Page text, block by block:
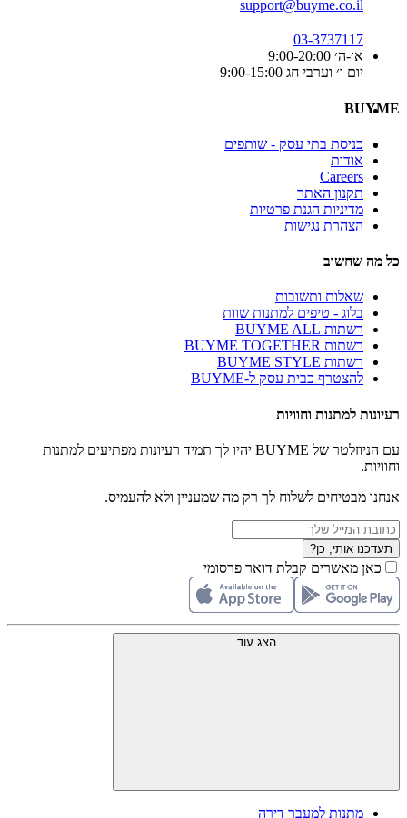
support@buyme.co.il
03-3737117
א׳-ה׳ 9:00-20:00
יום ו׳ וערבי חג 9:00-15:00
BUYME
כניסת בתי עסק - שותפים
אודות
Careers
תקנון האתר
מדיניות הגנת פרטיות
הצהרת נגישות
כל מה שחשוב
שאלות ותשובות
בלוג - טיפים למתנות שוות
רשתות BUYME ALL
רשתות BUYME TOGETHER
רשתות BUYME STYLE
להצטרף כבית עסק ל-BUYME
רעיונות למתנות וחוויות
עם הניוזלטר של BUYME יהיו לך תמיד רעיונות מפתיעים למתנות
וחוויות.
אנחנו מבטיחים לשלוח לך רק מה שמעניין ולא להעמיס.
תעדכנו אותי, כן?
כאן מאשרים קבלת דואר פרסומי
הצג עוד
מתנות למעבר דירה